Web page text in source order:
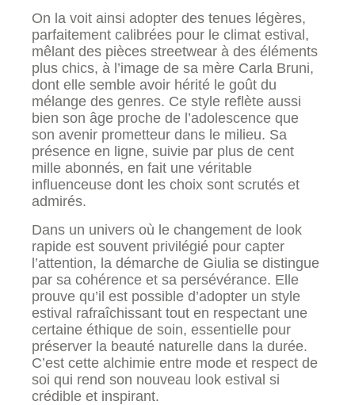
On la voit ainsi adopter des tenues légères,
parfaitement calibrées pour le climat estival,
mêlant des pièces streetwear à des éléments
plus chics, à l’image de sa mère Carla Bruni,
dont elle semble avoir hérité le goût du
mélange des genres. Ce style reflète aussi
bien son âge proche de l’adolescence que
son avenir prometteur dans le milieu. Sa
présence en ligne, suivie par plus de cent
mille abonnés, en fait une véritable
influenceuse dont les choix sont scrutés et
admirés.
Dans un univers où le changement de look
rapide est souvent privilégié pour capter
l’attention, la démarche de Giulia se distingue
par sa cohérence et sa persévérance. Elle
prouve qu’il est possible d’adopter un style
estival rafraîchissant tout en respectant une
certaine éthique de soin, essentielle pour
préserver la beauté naturelle dans la durée.
C’est cette alchimie entre mode et respect de
soi qui rend son nouveau look estival si
crédible et inspirant.